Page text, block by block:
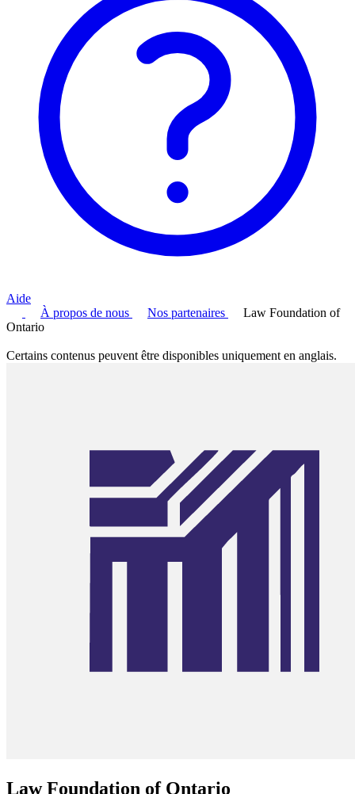
Aide
À propos de nous
Nos partenaires
Law Foundation of
Ontario
Certains contenus peuvent être disponibles uniquement en anglais.
Law Foundation of Ontario